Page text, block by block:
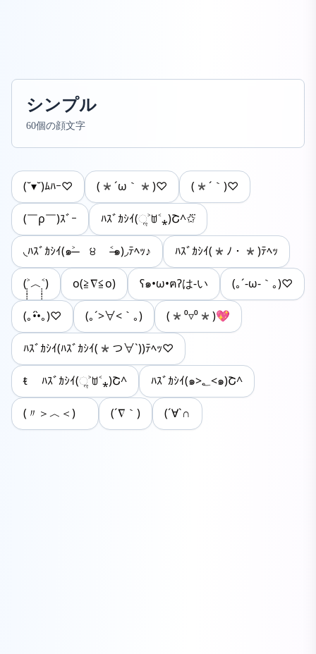
シンプル
60個の顔文字
(˘▾˘)ﾑﾊｰ♡ (*´ω｀*)♡ (*´｀)♡
(￣ρ￣)ｽﾞｰ ﾊｽﾞｶｼｲ(ૢ˃ꌂ˂⁎)Շ^✩⃛
◟ﾊｽﾞｶｼｲ(๑˃̶ ੪ ˂̶๑)◞ﾃﾍｯ♪ ﾊｽﾞｶｼｲ(*ﾉ・*)ﾃﾍｯ
(˃̣̣̣̣̣̣︿˂̣̣̣̣̣̣) o(≧∇≦o) ʕ๑•ω•ฅʔは-い (｡´-ω-｀｡)♡
(｡•́•̀｡)♡ (｡´>∀<｀｡) (*⁰▿⁰*)💖
ﾊｽﾞｶｼｲ(ﾊｽﾞｶｼｲ(*つ∀`))ﾃﾍｯ♡
ᵵ ﾊｽﾞｶｼｲ(ૢ˃ꌂ˂⁎)Շ^ ﾊｽﾞｶｼｲ(๑>؂<๑)Շ^
(〃＞︿＜)ゞ (´∇｀) (´∀`∩